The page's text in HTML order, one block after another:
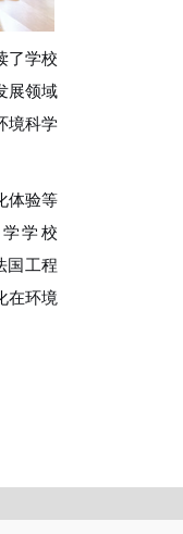
了学校
展领域
境科学
体验等
学校
国工程
在环境